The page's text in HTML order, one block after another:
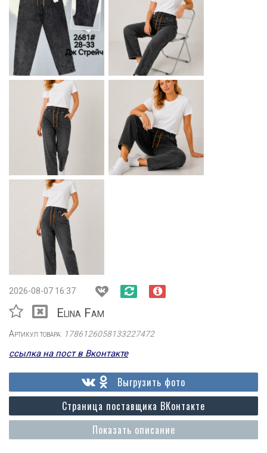
2026-08-07 16:37
Elina Fam
Артикул товара: 1786126058133227472
ссылка на пост в Вконтакте
Показать описание
Страница поставщика ВКонтакте
Выгрузить фото